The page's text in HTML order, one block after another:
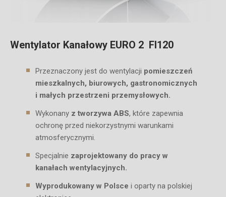
Wentylator Kanałowy EURO 2 FI120
Przeznaczony jest do wentylacji pomieszczeń
mieszkalnych, biurowych, gastronomicznych
i małych przestrzeni przemysłowych.
Wykonany z tworzywa ABS, które zapewnia
ochronę przed niekorzystnymi warunkami
atmosferycznymi.
Specjalnie zaprojektowany do pracy w
kanałach wentylacyjnych.
Wyprodukowany w Polsce i oparty na polskiej